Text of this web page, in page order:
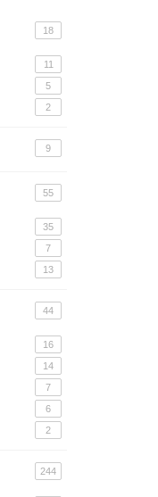
18
11
5
2
9
55
35
7
13
44
16
14
7
6
2
244